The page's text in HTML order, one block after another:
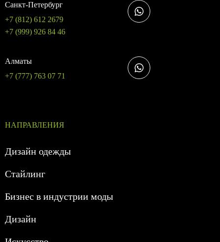
Санкт-Петербург
+7 (812) 612 2679
+7 (999) 926 84 46
Алматы
+7 (777) 763 07 71
НАПРАВЛЕНИЯ
Дизайн одежды
Стайлинг
Бизнес в индустрии моды
Дизайн